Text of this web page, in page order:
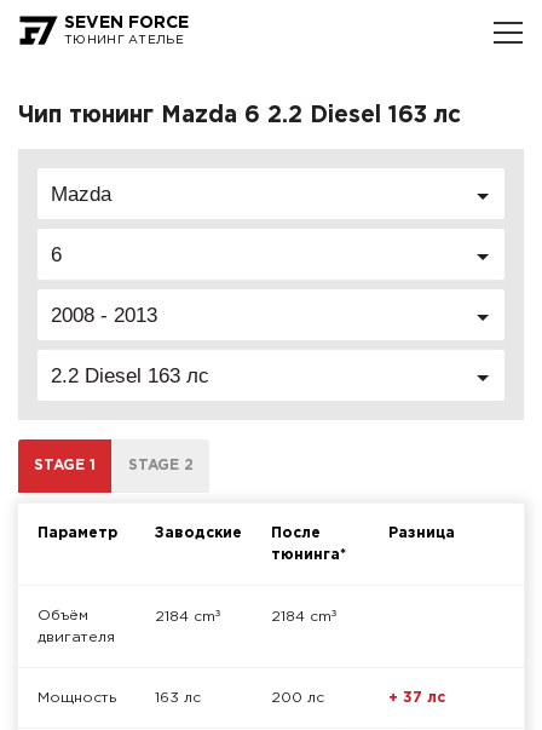
SEVEN FORCE
ТЮНИНГ АТЕЛЬЕ
Чип тюнинг Mazda 6 2.2 Diesel 163 лс
Mazda
6
2008 - 2013
2.2 Diesel 163 лс
STAGE 1 STAGE 2
Параметр Заводские
После
тюнинга*
Разница
Объём
двигателя
2184 cm³ 2184 cm³
Мощность 163 лс 200 лс + 37 лс